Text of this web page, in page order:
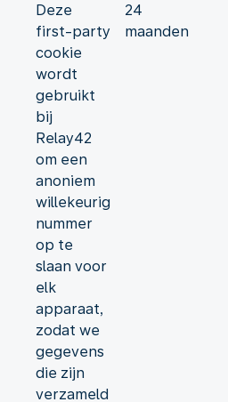
Deze
first-party
cookie
wordt
gebruikt
bij
Relay42
om een
anoniem
willekeurig
nummer
op te
slaan voor
elk
apparaat,
zodat we
gegevens
die zijn
verzameld
24
maanden